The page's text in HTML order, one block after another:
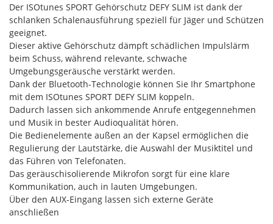
Der ISOtunes SPORT Gehörschutz DEFY SLIM ist dank der
schlanken Schalenausführung speziell für Jäger und Schützen
geeignet.
Dieser aktive Gehörschutz dämpft schädlichen Impulslärm
beim Schuss, während relevante, schwache
Umgebungsgeräusche verstärkt werden.
Dank der Bluetooth-Technologie können Sie Ihr Smartphone
mit dem ISOtunes SPORT DEFY SLIM koppeln.
Dadurch lassen sich ankommende Anrufe entgegennehmen
und Musik in bester Audioqualität hören.
Die Bedienelemente außen an der Kapsel ermöglichen die
Regulierung der Lautstärke, die Auswahl der Musiktitel und
das Führen von Telefonaten.
Das geräuschisolierende Mikrofon sorgt für eine klare
Kommunikation, auch in lauten Umgebungen.
Über den AUX-Eingang lassen sich externe Geräte
anschließen